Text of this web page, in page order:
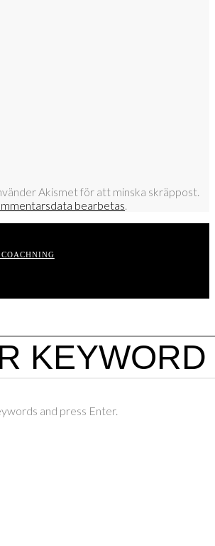
Akismet för att minska skräppost.
bearbetas.
and press Enter.